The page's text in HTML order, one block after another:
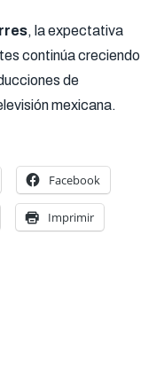
, la expectativa
continúa creciendo
de
mexicana.
Facebook
Imprimir